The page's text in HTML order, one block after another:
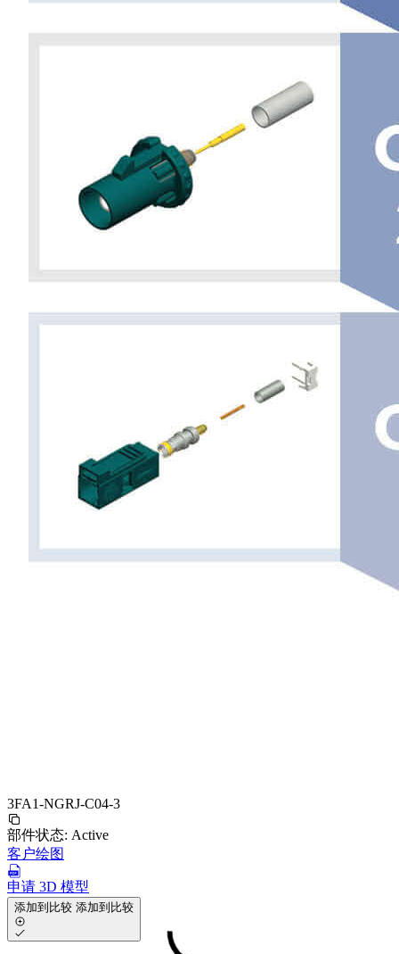
3FA1-NGRJ-C04-3
部件状态: Active
客户绘图
申请 3D 模型
添加到比较 添加到比较